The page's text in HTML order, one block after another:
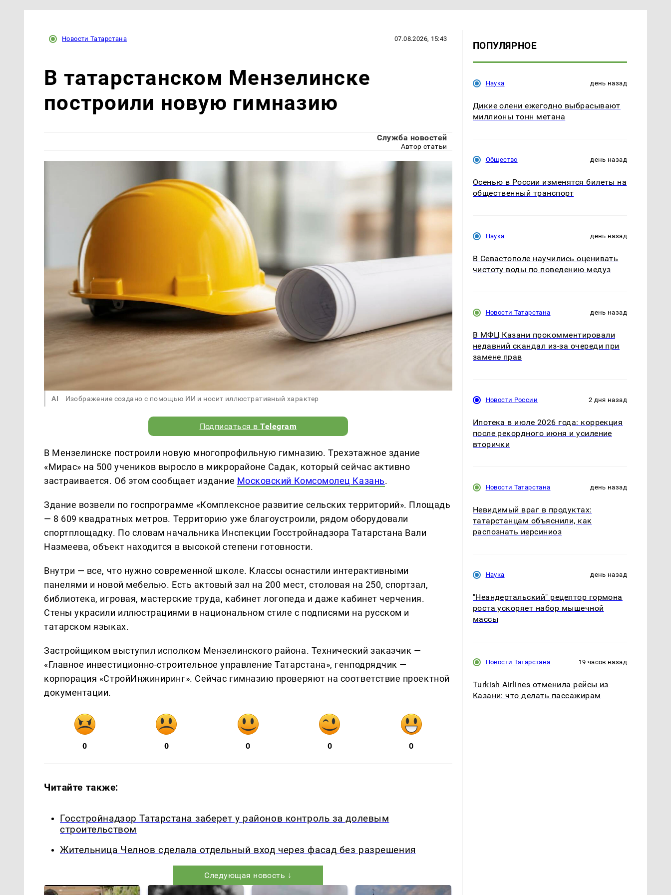
Новости Татарстана 07.08.2026, 15:43
В татарстанском Мензелинске
построили новую гимназию
Служба новостей
Автор статьи
AI Изображение создано с помощью ИИ и носит иллюстративный характер
Подписаться вTelegram
В Мензелинске построили новую многопрофильную гимназию. Трехэтажное здание
«Мирас» на 500 учеников выросло в микрорайоне Садак, который сейчас активно
застраивается. Об этом сообщает издание Московский Комсомолец Казань.
Здание возвели по госпрограмме «Комплексное развитие сельских территорий». Площадь
— 8 609 квадратных метров. Территорию уже благоустроили, рядом оборудовали
спортплощадку. По словам начальника Инспекции Госстройнадзора Татарстана Вали
Назмеева, объект находится в высокой степени готовности.
Внутри — все, что нужно современной школе. Классы оснастили интерактивными
панелями и новой мебелью. Есть актовый зал на 200 мест, столовая на 250, спортзал,
библиотека, игровая, мастерские труда, кабинет логопеда и даже кабинет черчения.
Стены украсили иллюстрациями в национальном стиле с подписями на русском и
татарском языках.
Застройщиком выступил исполком Мензелинского района. Технический заказчик —
«Главное инвестиционно-строительное управление Татарстана», генподрядчик —
корпорация «СтройИнжиниринг». Сейчас гимназию проверяют на соответствие проектной
документации.
0 0 0 0 0
Читайте также:
Госстройнадзор Татарстана заберет у районов контроль за долевым
строительством
Жительница Челнов сделала отдельный вход через фасад без разрешения
Следующая новость ↓
ПОПУЛЯРНОЕ
Наука день назад
Дикие олени ежегодно выбрасывают
миллионы тонн метана
Общество день назад
Осенью в России изменятся билеты на
общественный транспорт
Наука день назад
В Севастополе научились оценивать
чистоту воды по поведению медуз
Новости Татарстана день назад
В МФЦ Казани прокомментировали
недавний скандал из-за очереди при
замене прав
Новости России 2 дня назад
Ипотека в июле 2026 года: коррекция
после рекордного июня и усиление
вторички
Новости Татарстана день назад
Невидимый враг в продуктах:
татарстанцам объяснили, как
распознать иерсиниоз
Наука день назад
"Неандертальский" рецептор гормона
роста ускоряет набор мышечной
массы
Новости Татарстана 19 часов назад
Turkish Airlines отменила рейсы из
Казани: что делать пассажирам